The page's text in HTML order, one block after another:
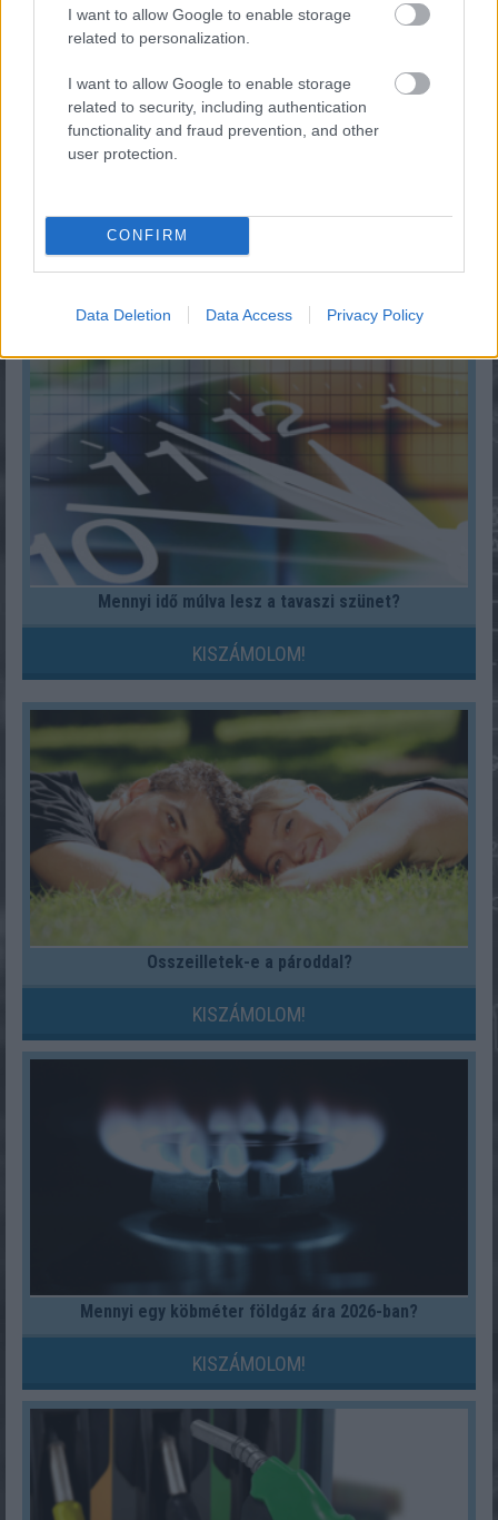
I want to allow Google to enable storage
related to personalization.
I want to allow Google to enable storage
related to security, including authentication
functionality and fraud prevention, and other
user protection.
CONFIRM
Data Deletion Data Access Privacy Policy
Mennyi adót kell fizetni albérlet kiadásakor 2026-ban?
KISZÁMOLOM!
Mennyi idő múlva lesz a tavaszi szünet?
KISZÁMOLOM!
Összeilletek-e a pároddal?
KISZÁMOLOM!
Mennyi egy köbméter földgáz ára 2026-ban?
KISZÁMOLOM!